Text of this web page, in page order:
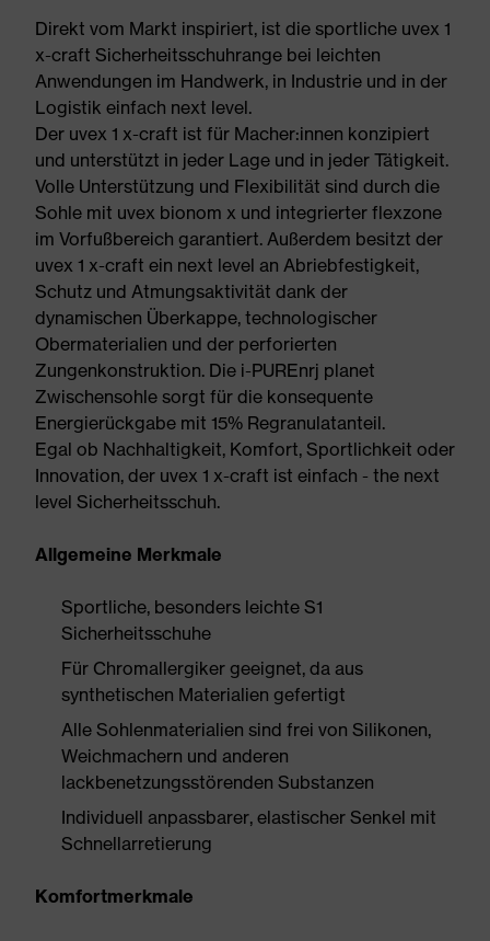
Direkt vom Markt inspiriert, ist die sportliche uvex 1
x-craft Sicherheitsschuhrange bei leichten
Anwendungen im Handwerk, in Industrie und in der
Logistik einfach next level.
Der uvex 1 x-craft ist für Macher:innen konzipiert
und unterstützt in jeder Lage und in jeder Tätigkeit.
Volle Unterstützung und Flexibilität sind durch die
Sohle mit uvex bionom x und integrierter flexzone
im Vorfußbereich garantiert. Außerdem besitzt der
uvex 1 x-craft ein next level an Abriebfestigkeit,
Schutz und Atmungsaktivität dank der
dynamischen Überkappe, technologischer
Obermaterialien und der perforierten
Zungenkonstruktion. Die i-PUREnrj planet
Zwischensohle sorgt für die konsequente
Energierückgabe mit 15% Regranulatanteil.
Egal ob Nachhaltigkeit, Komfort, Sportlichkeit oder
Innovation, der uvex 1 x-craft ist einfach - the next
level Sicherheitsschuh.
Allgemeine Merkmale
Sportliche, besonders leichte S1
Sicherheitsschuhe
Für Chromallergiker geeignet, da aus
synthetischen Materialien gefertigt
Alle Sohlenmaterialien sind frei von Silikonen,
Weichmachern und anderen
lackbenetzungsstörenden Substanzen
Individuell anpassbarer, elastischer Senkel mit
Schnellarretierung
Komfortmerkmale